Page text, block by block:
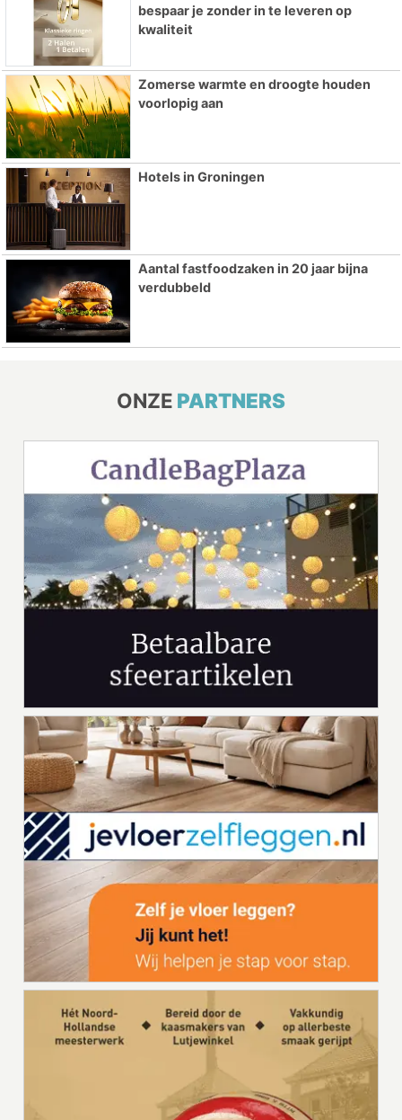
bespaar je zonder in te leveren op
kwaliteit
Zomerse warmte en droogte houden
voorlopig aan
Hotels in Groningen
Aantal fastfoodzaken in 20 jaar bijna
verdubbeld
ONZE PARTNERS